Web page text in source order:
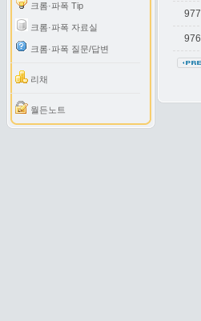
크롬·파폭 Tip
크롬·파폭 자료실
크롬·파폭 질문/답변
리채
월든노트
977
976